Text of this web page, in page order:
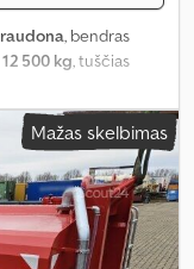
raudona, bendras
12 500 kg , tuščias
Mažas skelbimas